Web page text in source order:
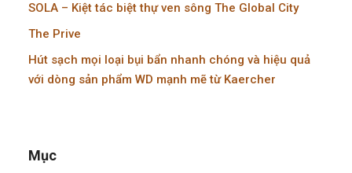
SOLA – Kiệt tác biệt thự ven sông The Global City
The Prive
Hút sạch mọi loại bụi bẩn nhanh chóng và hiệu quả
với dòng sản phẩm WD mạnh mẽ từ Kaercher
Mục